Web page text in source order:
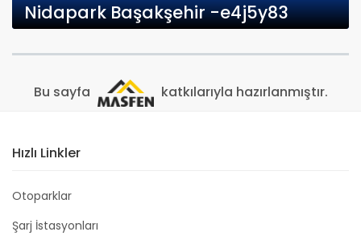
Nidapark Başakşehir -e4j5y83
Bu sayfa katkılarıyla hazırlanmıştır.
Hızlı Linkler
Otoparklar
Şarj İstasyonları